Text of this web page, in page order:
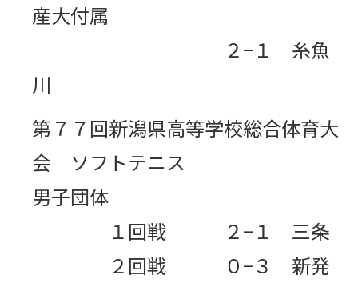
産大付属
２−１ 糸魚
川
第７７回新潟県高等学校総合体育大
会 ソフトテニス
男子団体
１回戦 ２−１ 三条
２回戦 ０−３ 新発